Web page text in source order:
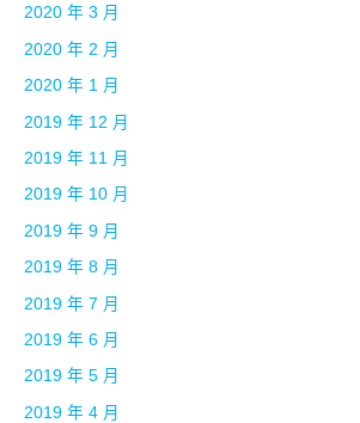
2020 年 3 月
2020 年 2 月
2020 年 1 月
2019 年 12 月
2019 年 11 月
2019 年 10 月
2019 年 9 月
2019 年 8 月
2019 年 7 月
2019 年 6 月
2019 年 5 月
2019 年 4 月